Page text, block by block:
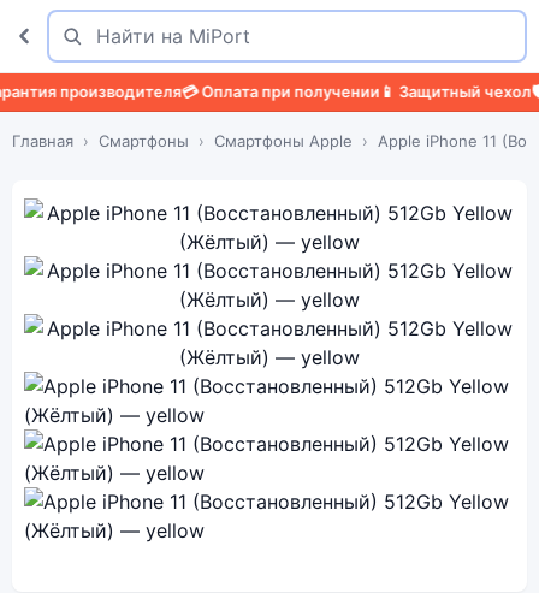
Поиск
Найти
производителя💳 Оплата при получении📱 Защитный чехол 🛡️
Главная Смартфоны Смартфоны Apple Apple iPhone 11